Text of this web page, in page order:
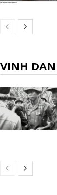
VINH